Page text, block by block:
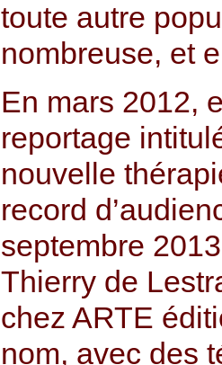
toute autre
nombreuse, et
En mars 2012,
reportage
nouvelle
record
septembre
Thierry de
chez ARTE
nom, avec des